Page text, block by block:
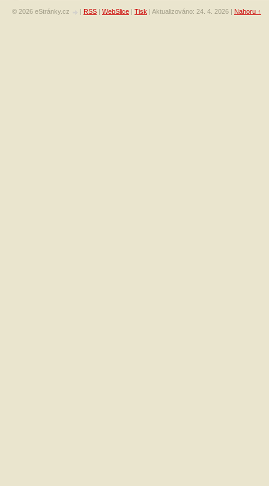
© 2026 eStránky.cz | RSS | WebSlice | Tisk | Aktualizováno: 24. 4. 2026 | Nahoru ↑